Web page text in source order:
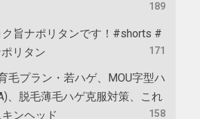
189
ク旨ナポリタンです！#shorts #
リタン
171
毛プラン・若ハゲ、MOU字型ハ
、脱毛薄毛ハゲ克服対策、これ
ンヘッド
158